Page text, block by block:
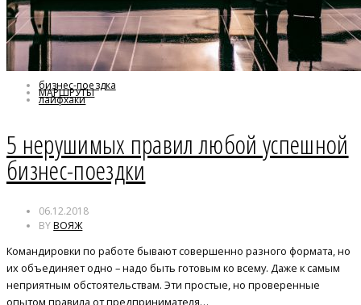
МАРШРУТЫ
бизнес-поездка
лайфхаки
5 нерушимых правил любой успешной
бизнес-поездки
06.12.2018
BYВОЯЖ
Командировки по работе бывают совершенно разного формата, но
их объединяет одно – надо быть готовым ко всему. Даже к самым
неприятным обстоятельствам. Эти простые, но проверенные